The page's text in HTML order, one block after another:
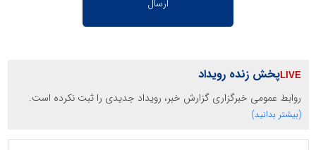
پخش زنده رویداد
روابط عمومی خبرگزاری گزارش خبر، رویداد جدیدی را ثبت نکرده است.
(بیشتر بدانید)